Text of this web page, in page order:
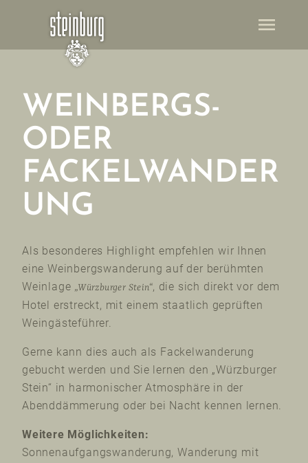
menu
WEINBERGS-
ODER
FACKELWANDER
UNG
Als besonderes Highlight empfehlen wir Ihnen
eine Weinbergswanderung auf der berühmten
Weinlage „Würzburger Stein“, die sich direkt vor dem
Hotel erstreckt, mit einem staatlich geprüften
Weingästeführer.
Gerne kann dies auch als Fackelwanderung
gebucht werden und Sie lernen den „Würzburger
Stein“ in harmonischer Atmosphäre in der
Abenddämmerung oder bei Nacht kennen lernen.
Weitere Möglichkeiten:
Sonnenaufgangswanderung, Wanderung mit